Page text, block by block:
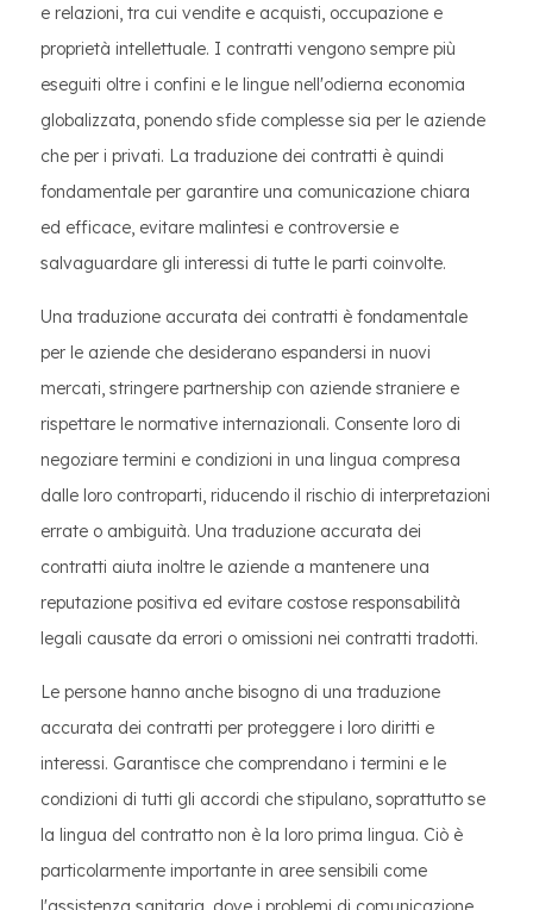
e relazioni, tra cui vendite e acquisti, occupazione e
proprietà intellettuale. I contratti vengono sempre più
eseguiti oltre i confini e le lingue nell'odierna economia
globalizzata, ponendo sfide complesse sia per le aziende
che per i privati. La traduzione dei contratti è quindi
fondamentale per garantire una comunicazione chiara
ed efficace, evitare malintesi e controversie e
salvaguardare gli interessi di tutte le parti coinvolte.
Una traduzione accurata dei contratti è fondamentale
per le aziende che desiderano espandersi in nuovi
mercati, stringere partnership con aziende straniere e
rispettare le normative internazionali. Consente loro di
negoziare termini e condizioni in una lingua compresa
dalle loro controparti, riducendo il rischio di interpretazioni
errate o ambiguità. Una traduzione accurata dei
contratti aiuta inoltre le aziende a mantenere una
reputazione positiva ed evitare costose responsabilità
legali causate da errori o omissioni nei contratti tradotti.
Le persone hanno anche bisogno di una traduzione
accurata dei contratti per proteggere i loro diritti e
interessi. Garantisce che comprendano i termini e le
condizioni di tutti gli accordi che stipulano, soprattutto se
la lingua del contratto non è la loro prima lingua. Ciò è
particolarmente importante in aree sensibili come